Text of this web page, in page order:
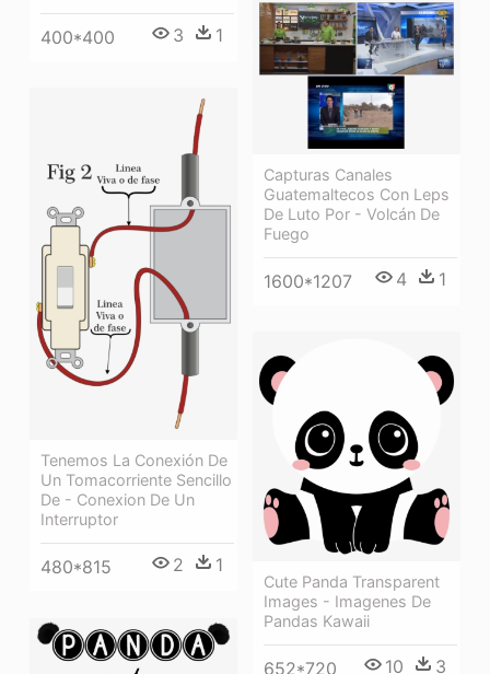
400*400 3 1
Capturas Canales
Guatemaltecos Con Leps
De Luto Por - Volcán De
Fuego
1600*1207 4 1
Tenemos La Conexión De
Un Tomacorriente Sencillo
De - Conexion De Un
Interruptor
480*815 2 1
Cute Panda Transparent
Images - Imagenes De
Pandas Kawaii
652*720 10 3